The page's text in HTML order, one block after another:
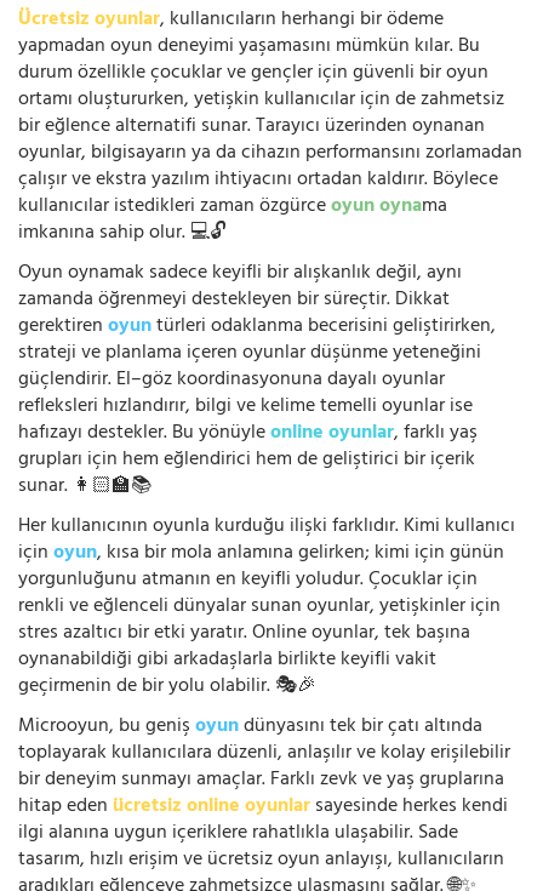
Ücretsiz oyunlar, kullanıcıların herhangi bir ödeme
yapmadan oyun deneyimi yaşamasını mümkün kılar. Bu
durum özellikle çocuklar ve gençler için güvenli bir oyun
ortamı oluştururken, yetişkin kullanıcılar için de zahmetsiz
bir eğlence alternatifi sunar. Tarayıcı üzerinden oynanan
oyunlar, bilgisayarın ya da cihazın performansını zorlamadan
çalışır ve ekstra yazılım ihtiyacını ortadan kaldırır. Böylece
kullanıcılar istedikleri zaman özgürceoyun oynama
imkanına sahip olur. 💻🔓
Oyun oynamak sadece keyifli bir alışkanlık değil, aynı
zamanda öğrenmeyi destekleyen bir süreçtir. Dikkat
gerektirenoyuntürleri odaklanma becerisini geliştirirken,
strateji ve planlama içeren oyunlar düşünme yeteneğini
güçlendirir. El–göz koordinasyonuna dayalı oyunlar
refleksleri hızlandırır, bilgi ve kelime temelli oyunlar ise
hafızayı destekler. Bu yönüyleonline oyunlar, farklı yaş
grupları için hem eğlendirici hem de geliştirici bir içerik
sunar. 👩🏻‍🏫📚
Her kullanıcının oyunla kurduğu ilişki farklıdır. Kimi kullanıcı
içinoyun, kısa bir mola anlamına gelirken; kimi için günün
yorgunluğunu atmanın en keyifli yoludur. Çocuklar için
renkli ve eğlenceli dünyalar sunan oyunlar, yetişkinler için
stres azaltıcı bir etki yaratır. Online oyunlar, tek başına
oynanabildiği gibi arkadaşlarla birlikte keyifli vakit
geçirmenin de bir yolu olabilir. 🎭🎉
Microoyun, bu genişoyundünyasını tek bir çatı altında
toplayarak kullanıcılara düzenli, anlaşılır ve kolay erişilebilir
bir deneyim sunmayı amaçlar. Farklı zevk ve yaş gruplarına
hitap eden ücretsiz online oyunlarsayesinde herkes kendi
ilgi alanına uygun içeriklere rahatlıkla ulaşabilir. Sade
tasarım, hızlı erişim ve ücretsiz oyun anlayışı, kullanıcıların